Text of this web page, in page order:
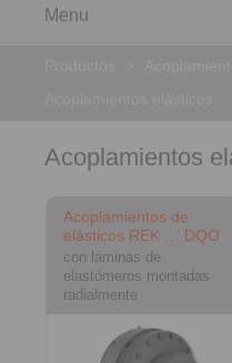
Menu
Acoplamientos
Acoplamientos de
elásticos REK … DQO
con láminas de
elastómeros montadas
radialmente